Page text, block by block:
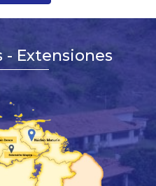
- Extensiones